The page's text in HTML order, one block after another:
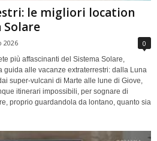
le migliori location
Solare
2026 0
più affascinanti del Sistema Solare,
guida alle vacanze extraterrestri: dalla Luna
super-vulcani di Marte alle lune di Giove,
itinerari impossibili, per sognare di
proprio guardandola da lontano, quanto sia